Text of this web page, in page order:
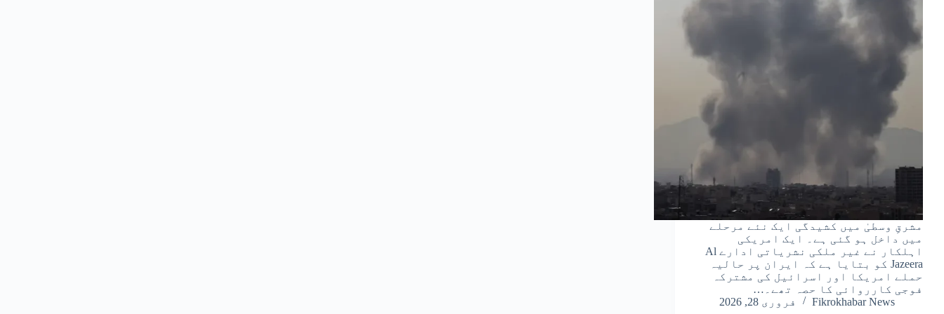
مشرقِ وسطیٰ میں کشیدگی ایک نئے مرحلے
میں داخل ہو گئی ہے۔ ایک امریکی
اہلکار نے غیر ملکی نشریاتی ادارے Al
Jazeera کو بتایا ہے کہ ایران پر حالیہ
حملے امریکا اور اسرائیل کی مشترکہ
فوجی کارروائی کا حصہ تھے۔…
Fikrokhabar News
فروری 28, 2026